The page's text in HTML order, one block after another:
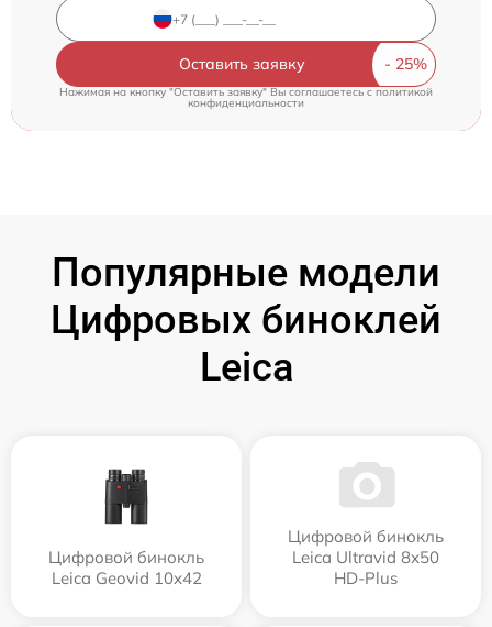
Оставить заявку
Нажимая на кнопку "Оставить заявку" Вы соглашаетесь cполитикой
конфиденциальности
Популярные модели
Цифровых биноклей
Leica
Цифровой бинокль
Leica Geovid 10x42
Цифровой бинокль
Leica Ultravid 8x50
HD-Plus